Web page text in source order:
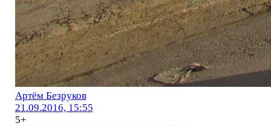
Артём Безруков
21.09.2016, 15:55
5+